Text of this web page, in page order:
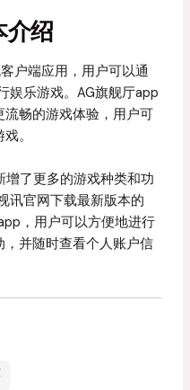
介绍
户端应用，用户可以通
娱乐游戏。AG旗舰厅app
畅的游戏体验，用户可
。
了更多的游戏种类和功
讯官网下载最新版本的
，用户可以方便地进行
并随时查看个人账户信